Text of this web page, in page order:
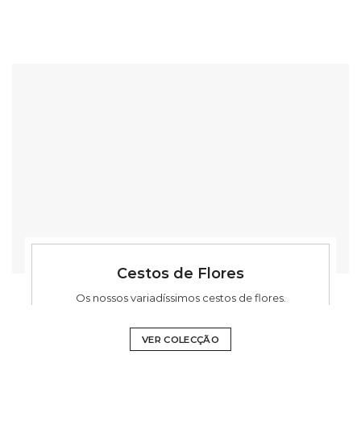
Cestos de Flores
Os nossos variadíssimos cestos de flores.
VER COLECÇÃO